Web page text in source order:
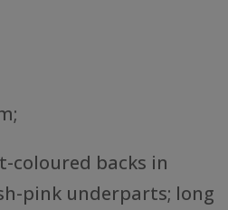
coloured backs in
pink underparts; long